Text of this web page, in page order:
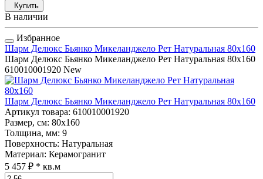
Купить
В наличии
Избранное
Шарм Делюкс Бьянко Микеланджело Рет Натуральная 80x160
Шарм Делюкс Бьянко Микеланджело Рет Натуральная 80x160
610010001920 New
Шарм Делюкс Бьянко Микеланджело Рет Натуральная 80x160
Артикул товара: 610010001920
Размер, см: 80x160
Толщина, мм: 9
Поверхность: Натуральная
Материал: Керамогранит
5 457 ₽ * кв.м